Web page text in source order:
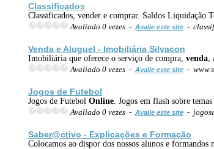
Classificados
Classificados, vender e comprar. Saldos Liquidação
Avaliado 0 vezes - Avalie este site-
Vendae Aluguel - Imobiliária Silvacon
Imobiliária que oferece o serviço de compra, venda,
Avaliado 0 vezes - Avalie este site-
Jogos de Futebol
Jogos de Futebol Online. Jogos em flash sobre
Avaliado 0 vezes - Avalie este site-
Saber@ctivo - Explicações e Formação
Colocamos ao dispor dos nossos alunos e